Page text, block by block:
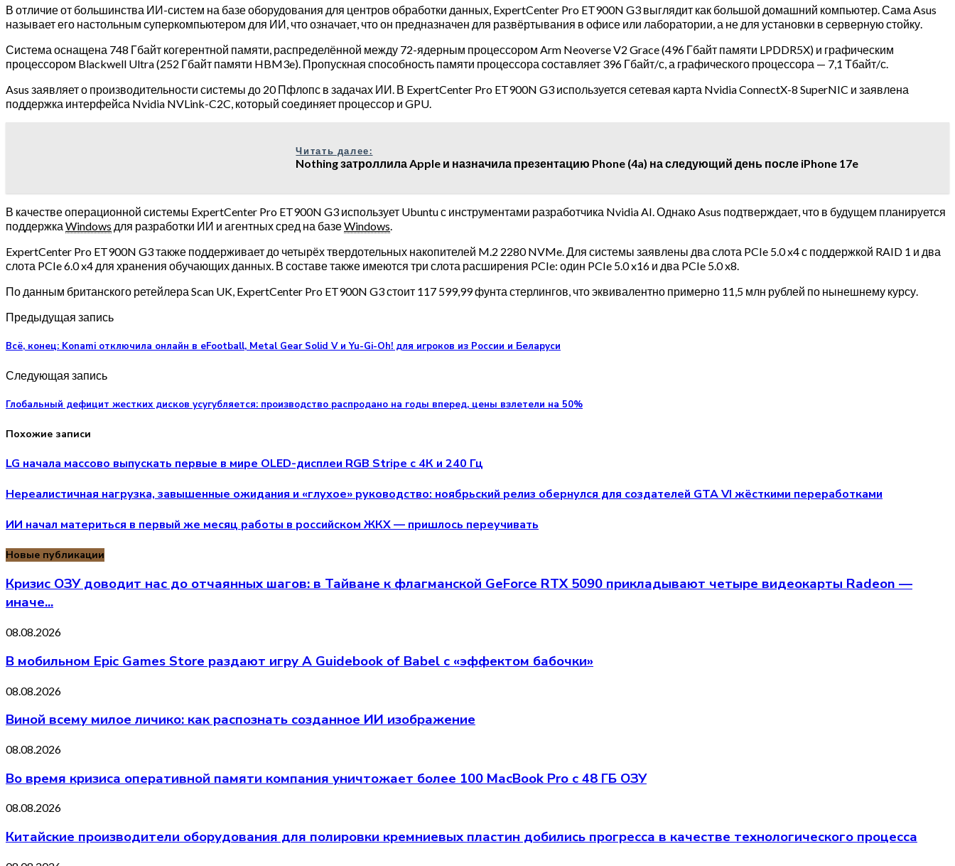
В отличие от большинства ИИ-систем на базе оборудования для центров обработки данных, ExpertCenter Pro ET900N G3 выглядит как большой домашний компьютер. Сама Asus
называет его настольным суперкомпьютером для ИИ, что означает, что он предназначен для развёртывания в офисе или лаборатории, а не для установки в серверную стойку.
Система оснащена 748 Гбайт когерентной памяти, распределённой между 72-ядерным процессором Arm Neoverse V2 Grace (496 Гбайт памяти LPDDR5X) и графическим
процессором Blackwell Ultra (252 Гбайт памяти HBM3e). Пропускная способность памяти процессора составляет 396 Гбайт/с, а графического процессора — 7,1 Тбайт/с.
Asus заявляет о производительности системы до 20 Пфлопс в задачах ИИ. В ExpertCenter Pro ET900N G3 используется сетевая карта Nvidia ConnectX-8 SuperNIC и заявлена
поддержка интерфейса Nvidia NVLink-C2C, который соединяет процессор и GPU.
Читать далее:
Nothing затроллила Apple и назначила презентацию Phone (4a) на следующий день после iPhone 17e
В качестве операционной системы ExpertCenter Pro ET900N G3 использует Ubuntu с инструментами разработчика Nvidia AI. Однако Asus подтверждает, что в будущем планируется
поддержка Windows для разработки ИИ и агентных сред на базеWindows.
ExpertCenter Pro ET900N G3 также поддерживает до четырёх твердотельных накопителей M.2 2280 NVMe. Для системы заявлены два слота PCIe 5.0 x4 с поддержкой RAID 1 и два
слота PCIe 6.0 x4 для хранения обучающих данных. В составе также имеются три слота расширения PCIe: один PCIe 5.0 x16 и два PCIe 5.0 x8.
По данным британского ретейлера Scan UK, ExpertCenter Pro ET900N G3 стоит 117 599,99 фунта стерлингов, что эквивалентно примерно 11,5 млн рублей по нынешнему курсу.
Предыдущая запись
Всё, конец: Konami отключила онлайн в eFootball, Metal Gear Solid V и Yu-Gi-Oh! для игроков из России и Беларуси
Следующая запись
Глобальный дефицит жестких дисков усугубляется: производство распродано на годы вперед, цены взлетели на 50%
Похожие записи
LG начала массово выпускать первые в мире OLED-дисплеи RGB Stripe с 4К и 240 Гц
Нереалистичная нагрузка, завышенные ожидания и «глухое» руководство: ноябрьский релиз обернулся для создателей GTA VI жёсткими переработками
ИИ начал материться в первый же месяц работы в российском ЖКХ — пришлось переучивать
Новые публикации
Кризис ОЗУ доводит нас до отчаянных шагов: в Тайване к флагманской GeForce RTX 5090 прикладывают четыре видеокарты Radeon —
иначе...
08.08.2026
В мобильном Epic Games Store раздают игру A Guidebook of Babel с «эффектом бабочки»
08.08.2026
Виной всему милое личико: как распознать созданное ИИ изображение
08.08.2026
Во время кризиса оперативной памяти компания уничтожает более 100 MacBook Pro с 48 ГБ ОЗУ
08.08.2026
Китайские производители оборудования для полировки кремниевых пластин добились прогресса в качестве технологического процесса